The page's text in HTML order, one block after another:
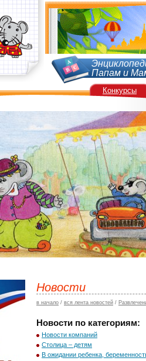
Папам и
Новости
в начало / вся лента новостей /
Новости по категориям:
Новости компаний
Столица – детям
В ожидании ребенка,
Конкурсы